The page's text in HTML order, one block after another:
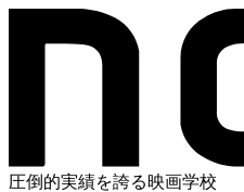
圧倒的実績を誇る映画学校